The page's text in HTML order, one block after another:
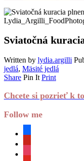
Sviatočná
Written by lydia.argilli
jedlá, Mäsité jedlá
Share Pin It Print
Chcete si pozrieť k
Follow me